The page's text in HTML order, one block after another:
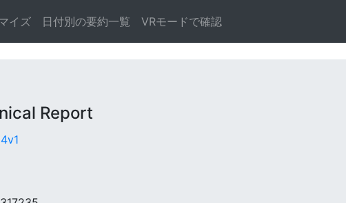
イズ 日付別の要約一覧 VRモードで確認
Report